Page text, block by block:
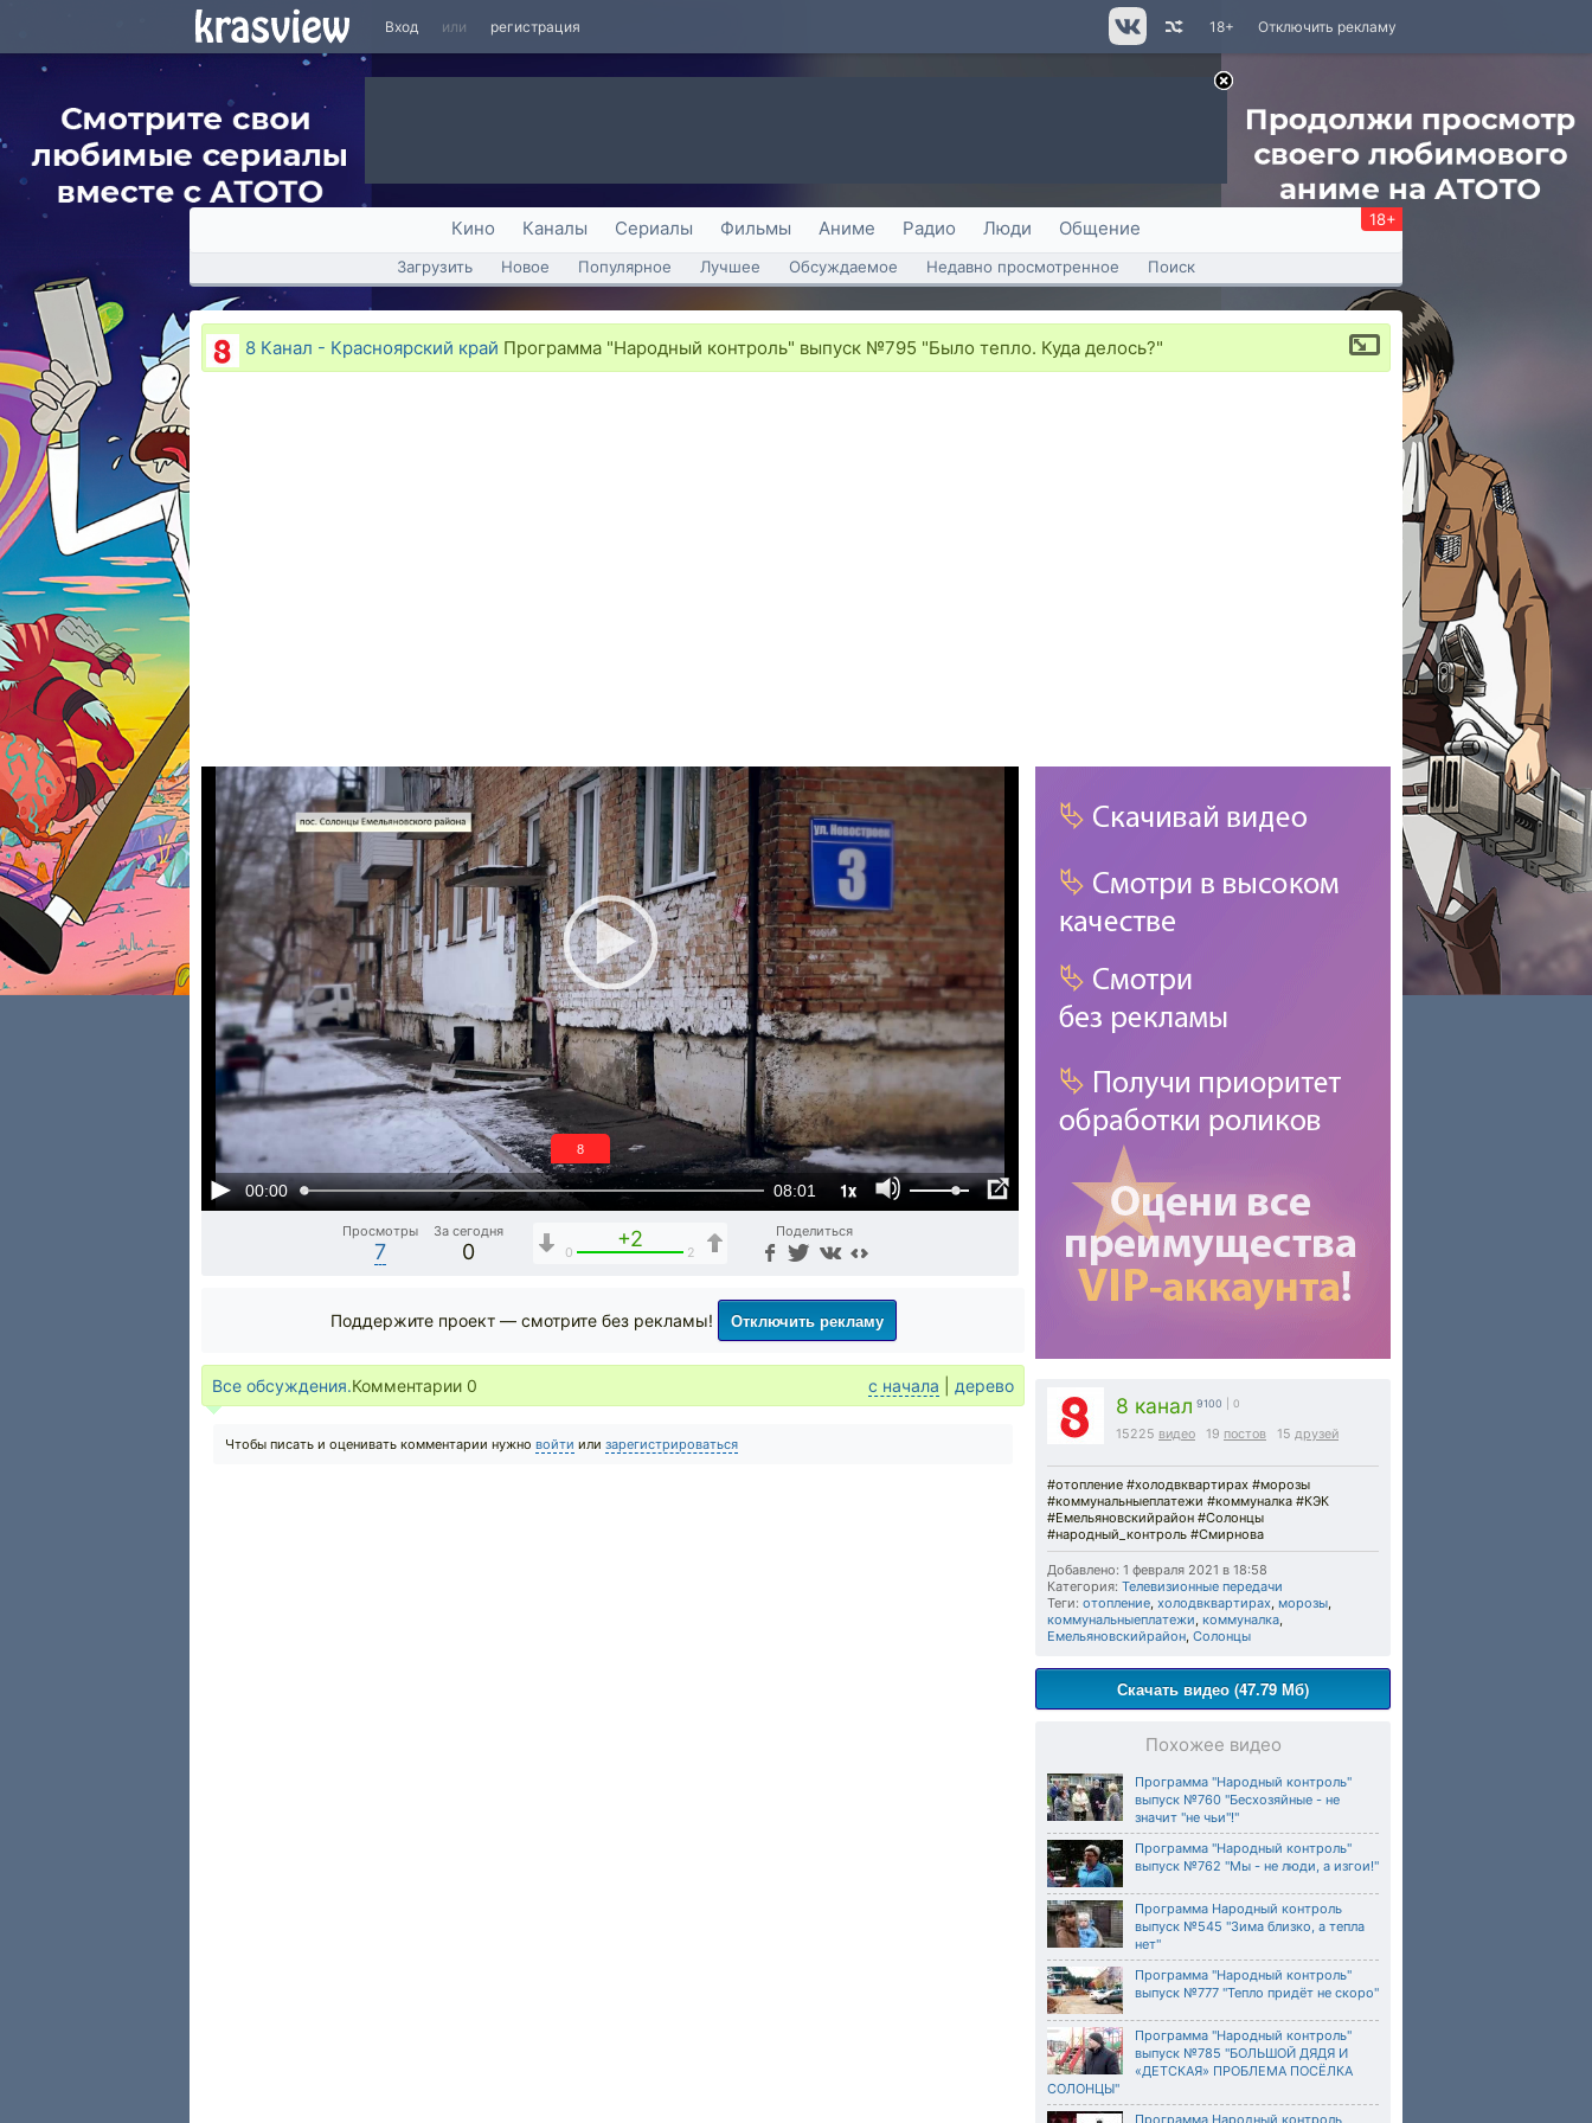
Вход или регистрация Отключить рекламу
18+
Кино Каналы Сериалы Фильмы Аниме Радио Люди Общение 18+
Загрузить Новое Популярное Лучшее Обсуждаемое Недавно просмотренное Поиск
8 Канал - Красноярский край Программа "Народный контроль" выпуск №795 "Было тепло. Куда делось?"
00:00 08:01 1x
7
Просмотры
7
За сегодня
0
+2
0 2
Поделиться
8 канал 9100 | 0
15225 видео 19 постов 15 друзей
#отопление #холодвквартирах #морозы
#коммунальныеплатежи #коммуналка #КЭК
#Емельяновскийрайон #Солонцы
#народный_контроль #Смирнова
Добавлено: 1 февраля 2021 в 18:58
Категория: Телевизионные передачи
Теги: отопление, холодвквартирах, морозы,
коммунальныеплатежи, коммуналка,
Емельяновскийрайон, Солонцы
Скачать видео (47.79 Мб)
Похожее видео
Программа "Народный контроль"
выпуск №760 "Бесхозяйные - не
значит "не чьи"!"
Программа "Народный контроль"
выпуск №762 "Мы - не люди, а изгои!"
Программа Народный контроль
выпуск №545 "Зима близко, а тепла
нет"
Программа "Народный контроль"
выпуск №777 "Тепло придёт не скоро"
Программа "Народный контроль"
выпуск №785 "БОЛЬШОЙ ДЯДЯ И
«ДЕТСКАЯ» ПРОБЛЕМА ПОСЁЛКА
СОЛОНЦЫ"
Программа Народный контроль
Поддержите проект — смотрите без рекламы! Отключить рекламу
Все обсуждения.Комментарии 0 с начала дерево
Чтобы писать и оценивать комментарии нужно войти или зарегистрироваться